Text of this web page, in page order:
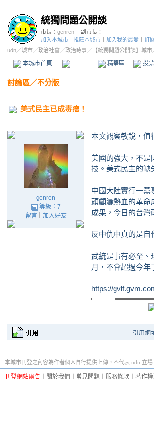
統獨問題公開談
市長： genren
副市長：
加入本城市
推薦本城市 加入我的最愛
訂
udn／城市／政治社會 ／政治時事／ 【統獨問題公開談】城市
本城市首頁 精華區 投
討論區／不分版
美式民主已成毒瘤！
genren
等級：7
留言｜ 加入好友
本文觀察敏銳，值
美國的強大，不是
技。美式民主的缺
中國大陸實行一黨
頭顱灑熱血的革命
成果，今日的台灣
反中仇中真的是自
武統是事有必至、
月，不會超過今年
https://
引用網
本城市刊登之內容為作者個人自行提供上傳，不代表 udn 立場
刊登網站廣告 關於我們 常見問題 服務條款 著作權